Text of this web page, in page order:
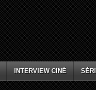
INTERVIEW CINÉ